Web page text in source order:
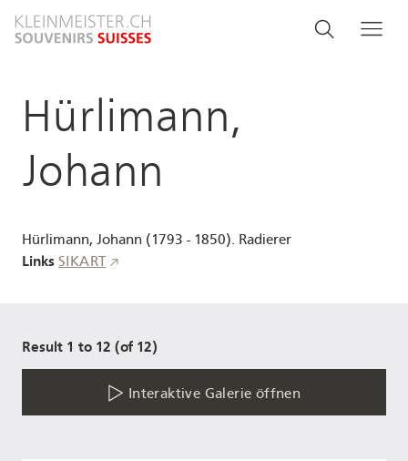
zum
Search
Suche
Hürlimann,
Johann
Hürlimann, Johann (1793 - 1850). Radierer
Links SIKART
Result 1 to 12 (of 12)
Interaktive Galerie öffnen